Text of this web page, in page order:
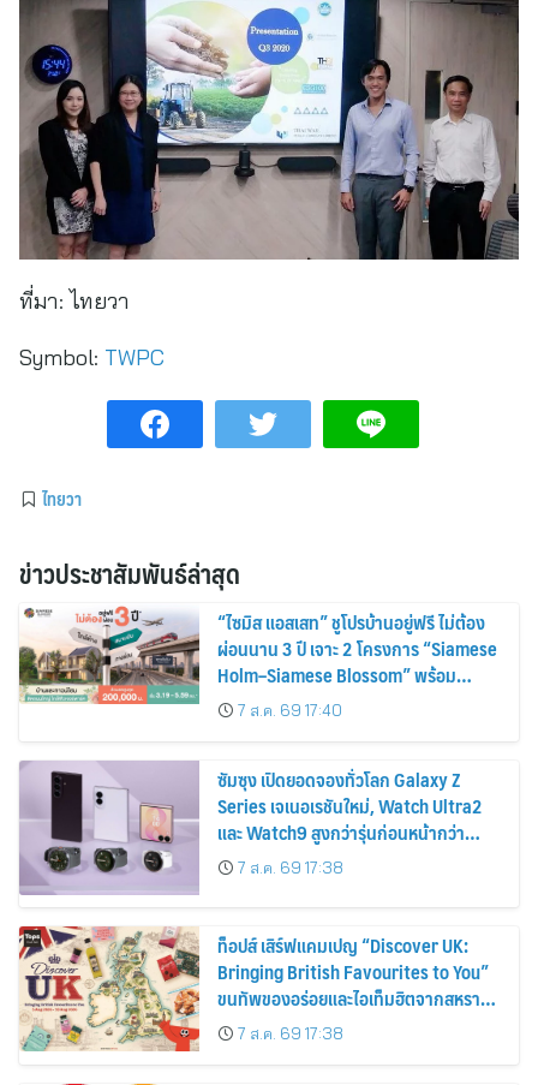
ที่มา: ไทยวา
Symbol: TWPC
ไทยวา
ข่าวประชาสัมพันธ์ล่าสุด
“ไซมิส แอสเสท” ชูโปรบ้านอยู่ฟรี ไม่ต้อง
ผ่อนนาน 3 ปี เจาะ 2 โครงการ “Siamese
Holm–Siamese Blossom” พร้อม
ส่วนลดและสิทธิพิเศษถึง 31 สิงหาคม
2569
7 ส.ค. 69 17:40
ซัมซุง เปิดยอดจองทั่วโลก Galaxy Z
Series เจเนอเรชันใหม่, Watch Ultra2
และ Watch9 สูงกว่ารุ่นก่อนหน้ากว่า
30%7 ส.ค. 69 17:38
ท็อปส์ เสิร์ฟแคมเปญ “Discover UK:
Bringing British Favourites to You”
ขนทัพของอร่อยและไอเท็มฮิตจากสหราช
อาณาจักร ส่งตรงถึงมือตั้งแต่วันนี้ – 18
สิงหาคมนี้
7 ส.ค. 69 17:38